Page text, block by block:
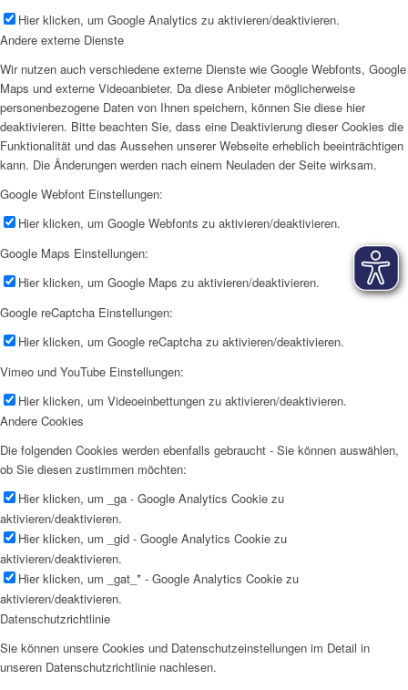
Hier klicken, um Google Analytics zu aktivieren/deaktivieren.
Andere externe Dienste
Wir nutzen auch verschiedene externe Dienste wie Google Webfonts, Google
Maps und externe Videoanbieter. Da diese Anbieter möglicherweise
personenbezogene Daten von Ihnen speichern, können Sie diese hier
deaktivieren. Bitte beachten Sie, dass eine Deaktivierung dieser Cookies die
Funktionalität und das Aussehen unserer Webseite erheblich beeinträchtigen
kann. Die Änderungen werden nach einem Neuladen der Seite wirksam.
Google Webfont Einstellungen:
Hier klicken, um Google Webfonts zu aktivieren/deaktivieren.
Google Maps Einstellungen:
Hier klicken, um Google Maps zu aktivieren/deaktivieren.
Google reCaptcha Einstellungen:
Hier klicken, um Google reCaptcha zu aktivieren/deaktivieren.
Vimeo und YouTube Einstellungen:
Hier klicken, um Videoeinbettungen zu aktivieren/deaktivieren.
Andere Cookies
Die folgenden Cookies werden ebenfalls gebraucht - Sie können auswählen,
ob Sie diesen zustimmen möchten:
Hier klicken, um _ga - Google Analytics Cookie zu
aktivieren/deaktivieren.
Hier klicken, um _gid - Google Analytics Cookie zu
aktivieren/deaktivieren.
Hier klicken, um _gat_* - Google Analytics Cookie zu
aktivieren/deaktivieren.
Datenschutzrichtlinie
Sie können unsere Cookies und Datenschutzeinstellungen im Detail in
unseren Datenschutzrichtlinie nachlesen.